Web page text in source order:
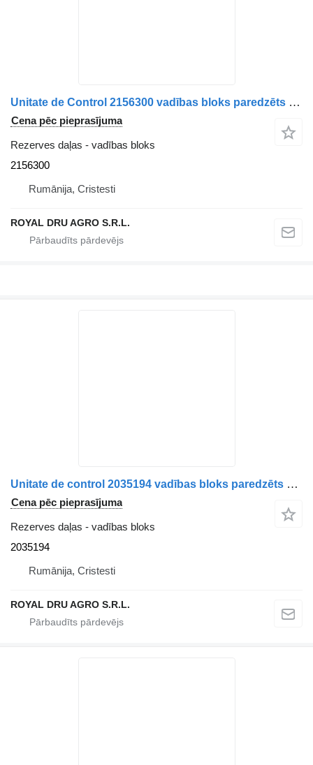
Unitate de Control 2156300 vadības bloks paredzēts Paccar DAF 2244545 2244545RN 2179780 kravas automašīnas
Cena pēc pieprasījuma
Rezerves daļas - vadības bloks
2156300
Rumānija, Cristesti
ROYAL DRU AGRO S.R.L.
Unitate de control 2035194 vadības bloks paredzēts Paccar pentru DAF kravas automašīnas
Cena pēc pieprasījuma
Rezerves daļas - vadības bloks
2035194
Rumānija, Cristesti
ROYAL DRU AGRO S.R.L.